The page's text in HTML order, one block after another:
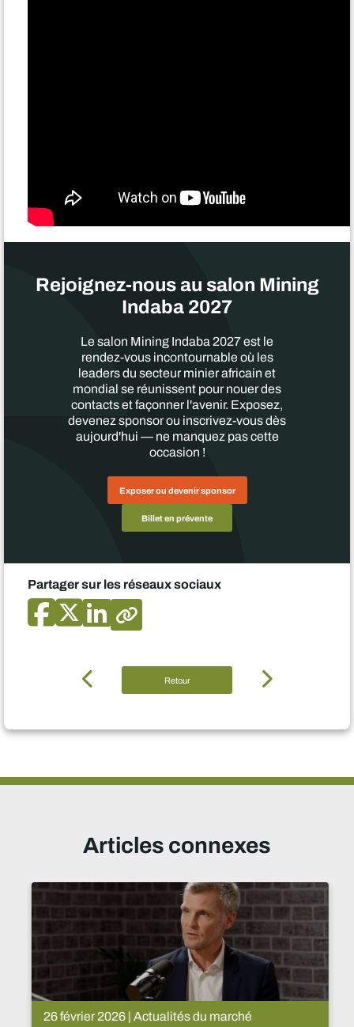
Rejoignez-nous au salon Mining
Indaba 2027
Le salon Mining Indaba 2027 est le
rendez-vous incontournable où les
leaders du secteur minier africain et
mondial se réunissent pour nouer des
contacts et façonner l'avenir. Exposez,
devenez sponsor ou inscrivez-vous dès
aujourd'hui — ne manquez pas cette
occasion !
Exposer ou devenir sponsor
Billet en prévente
Partager sur les réseaux sociaux
Retour
Articles connexes
26 février 2026 | Actualités du marché